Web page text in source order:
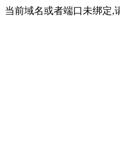
当前域名或者端口未绑定,